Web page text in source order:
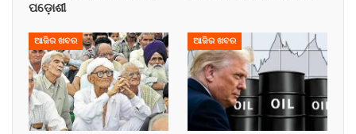
ପଡ଼ୋଶୀ
ଆଜିର ଖବର ଆଜିର ଖବର